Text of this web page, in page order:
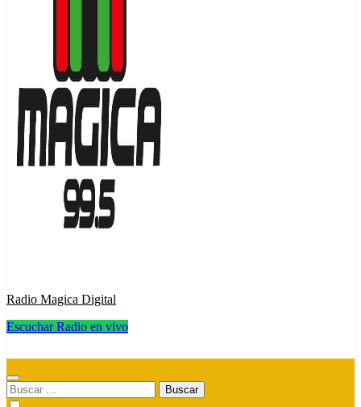
Radio Magica Digital
Escuchar Radio en vivo
Buscar: